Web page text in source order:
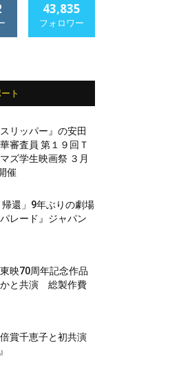
43,835
フォロワー
ト
スリッパー』の安田
審査員 第１９回Ｔ
ズ学生映画祭 ３月
催
帰還」9年ぶりの劇場
レード』ジャパン
映70周年記念作品
かと共演 総製作費
賞千恵子と初共演